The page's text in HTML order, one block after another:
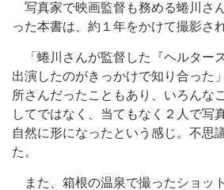
写真家で映画監督も務める蜷川さ
った本書は、約１年をかけて撮影され
「蜷川さんが監督した『ヘルター
出演したのがきっかけで知り合った
所さんだったこともあり、いろんな
してではなく、当てもなく２人で写
自然に形になったという感じ。不思
た。
また、箱根の温泉で撮ったショッ